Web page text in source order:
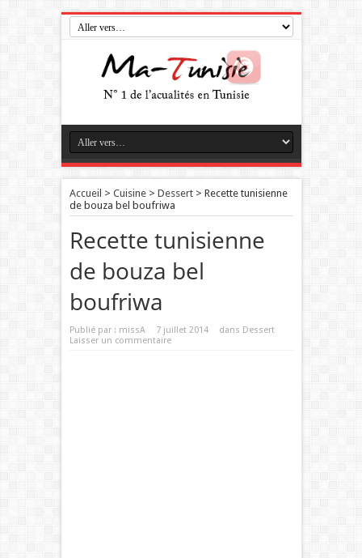
Accueil > Cuisine> Dessert> Recette tunisienne
de bouza bel boufriwa
Recette tunisienne
de bouza bel
boufriwa
Publié par : missA 7 juillet 2014 dans Dessert
Laisser un commentaire